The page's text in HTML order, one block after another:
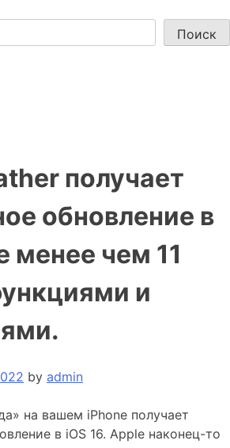
получает
обновление в
менее чем 11
и
by admin
на вашем iPhone получает
в iOS 16. Apple наконец-то
Поиск